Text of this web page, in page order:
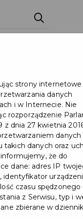
strony internetowe
danych
i w Internecie. Nie
rozporządzenie
z dnia 27 kwietnia
danych
takich danych oraz
że do
dane: adres IP
identyfikator
czasu spędzonego
z Serwisu, typ i
zbierane w